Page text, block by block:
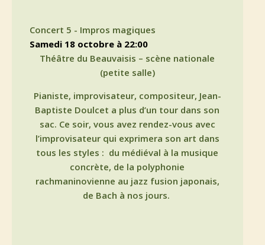
Concert 5 - Impros magiques
samedi 18 octobre à 22:00
Théâtre du Beauvaisis – scène nationale
(petite salle)
Pianiste, improvisateur, compositeur, Jean-
Baptiste Doulcet a plus d’un tour dans son
sac. Ce soir, vous avez rendez-vous avec
l’improvisateur qui exprimera son art dans
tous les styles : du médiéval à la musique
concrète, de la polyphonie
rachmaninovienne au jazz fusion japonais,
de Bach à nos jours.